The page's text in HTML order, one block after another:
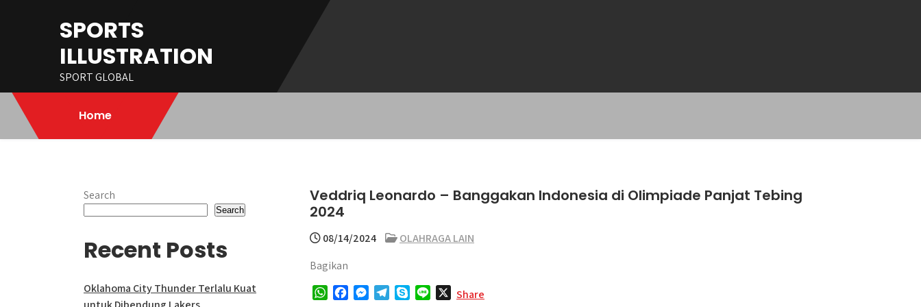
SPORTS
ILLUSTRATION
SPORT GLOBAL
Home
Veddriq Leonardo – Banggakan Indonesia di Olimpiade Panjat Tebing
2024
08/14/2024
OLAHRAGA LAIN
Bagikan
W
Share
Search
Search
Recent Posts
Oklahoma City Thunder Terlalu Kuat